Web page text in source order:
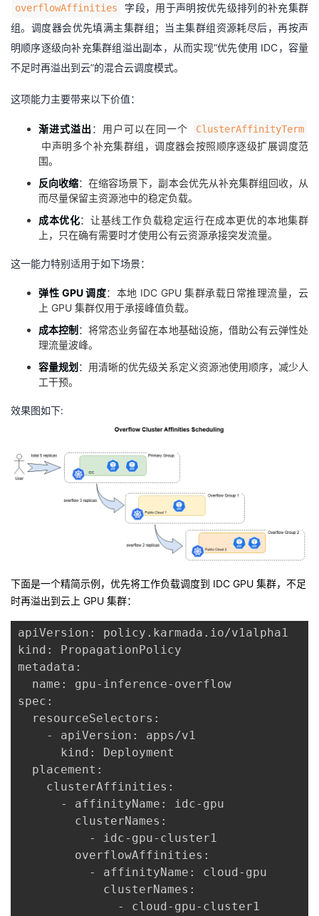
我
课
程
的
认
我
的
我
的
技
支
我
的
声
overflowAffinities
字段，用于声明按优先级排列的补充集群
组。调度器会优先填满主集群组；当主集群组资源耗尽后，再按声
明顺序逐级向补充集群组溢出副本，从而实现“优先使用 IDC，容量
不足时再溢出到云”的混合云调度模式。
这项能力主要带来以下价值：
渐进式溢出 ：用户可以在同一个 ClusterAffinityTerm
中声明多个补充集群组，调度器会按照顺序逐级扩展调度范
围。
反向收缩：在缩容场景下，副本会优先从补充集群组回收，从
而尽量保留主资源池中的稳定负载。
成本优化：让基线工作负载稳定运行在成本更优的本地集群
上，只在确有需要时才使用公有云资源承接突发流量。
这一能力特别适用于如下场景：
弹性 GPU 调度：本地 IDC GPU 集群承载日常推理流量，云
上 GPU 集群仅用于承接峰值负载。
成本控制 ：将常态业务留在本地基础设施，借助公有云弹性处
理流量波峰。
容量规划 ：用清晰的优先级关系定义资源池使用顺序，减少人
工干预。
效果图如下:
下面是一个精简示例，优先将工作负载调度到 IDC GPU 集群，不足
时再溢出到云上 GPU 集群：
apiVersion: policy.karmada.io/v1alpha1
kind: PropagationPolicy
metadata:
  name: gpu-inference-overflow
spec:
  resourceSelectors:
    - apiVersion: apps/v1
      kind: Deployment
  placement:
    clusterAffinities:
      - affinityName: idc-gpu
        clusterNames:
          - idc-gpu-cluster1
        overflowAffinities:
          - affinityName: cloud-gpu
            clusterNames:
              - cloud-gpu-cluster1